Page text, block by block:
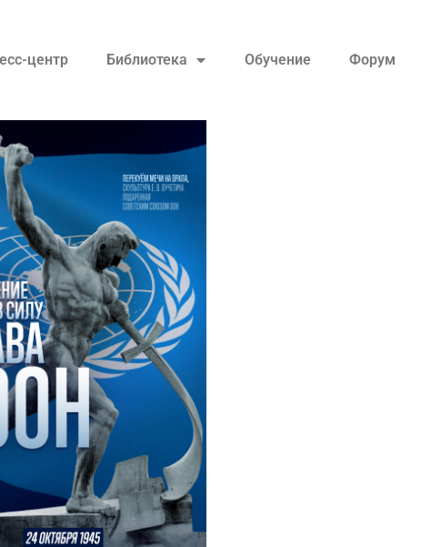
центр Библиотека Обучение Форум